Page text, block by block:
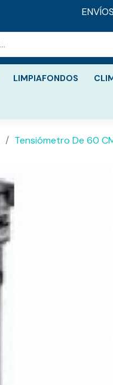
LIMPIAFONDOS
Tensiómetro De 60